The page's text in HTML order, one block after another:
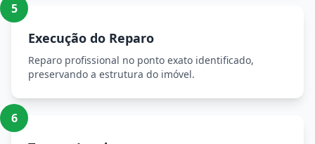
5
Execução do Reparo
Reparo profissional no ponto exato identificado,
preservando a estrutura do imóvel.
6